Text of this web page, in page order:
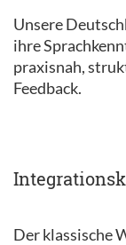
Unsere
ihre
praxisnah,
Feedback.
Der klassische